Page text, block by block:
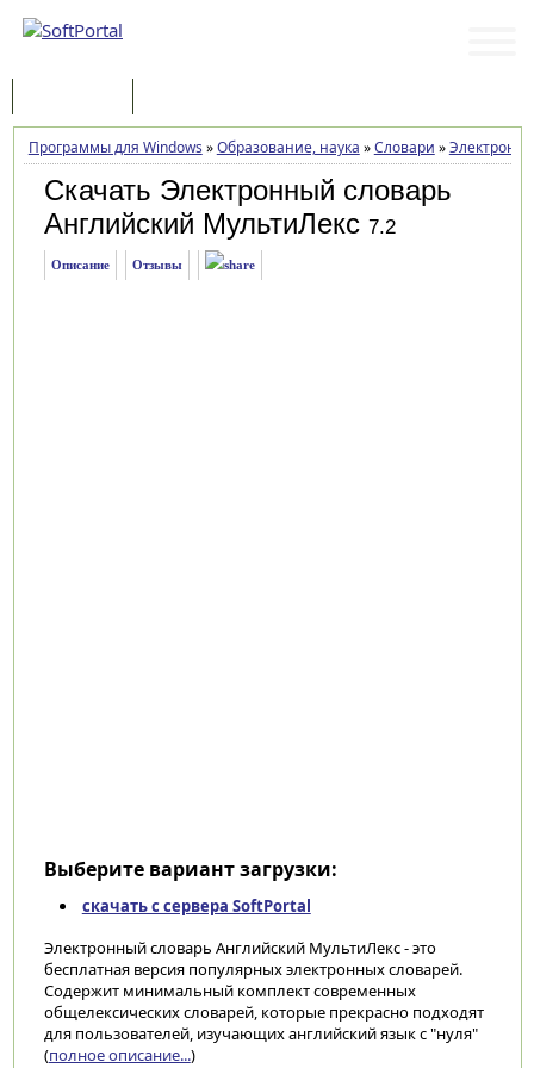
Программы для Windows »Образование, наука »Словари »
Скачать Электронный словарь
Английский МультиЛекс 7.2
Описание Отзывы
Выберите вариант загрузки:
скачать с сервера SoftPortal
Электронный словарь Английский МультиЛекс - это
бесплатная версия популярных электронных словарей.
Содержит минимальный комплект современных
общелексических словарей, которые прекрасно подходят
для пользователей, изучающих английский язык с "нуля"
(полное описание...)